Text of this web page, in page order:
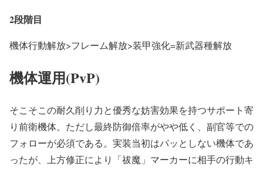
2段階目
機体行動解放>フレーム解放>装甲強化=新武器種解放
機体運用(PvP)
そこそこの耐久削り力と優秀な妨害効果を持つサポート寄
り前衛機体。ただし最終防御倍率がやや低く、副官等での
フォローが必須である。実装当初はパッとしない機体であ
ったが、上方修正により「祓魔」マーカーに相手の行動キ